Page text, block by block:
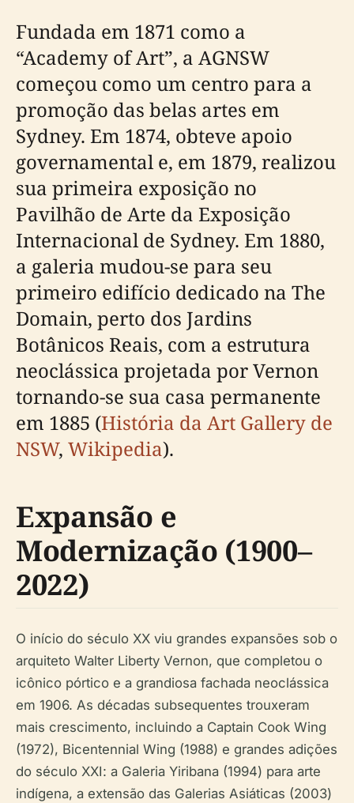
Fundada em 1871 como a
“Academy of Art”, a AGNSW
começou como um centro para a
promoção das belas artes em
Sydney. Em 1874, obteve apoio
governamental e, em 1879, realizou
sua primeira exposição no
Pavilhão de Arte da Exposição
Internacional de Sydney. Em 1880,
a galeria mudou-se para seu
primeiro edifício dedicado na The
Domain, perto dos Jardins
Botânicos Reais, com a estrutura
neoclássica projetada por Vernon
tornando-se sua casa permanente
em 1885 (História da Art Gallery de
NSW, Wikipedia).
Expansão e
Modernização (1900–
2022)
O início do século XX viu grandes expansões sob o
arquiteto Walter Liberty Vernon, que completou o
icônico pórtico e a grandiosa fachada neoclássica
em 1906. As décadas subsequentes trouxeram
mais crescimento, incluindo a Captain Cook Wing
(1972), Bicentennial Wing (1988) e grandes adições
do século XXI: a Galeria Yiribana (1994) para arte
indígena, a extensão das Galerias Asiáticas (2003)